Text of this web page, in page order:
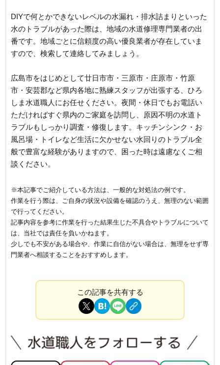
DIYで何とかできないレベルの水漏れ・排水詰まりといった
水のトラブルがあった際は、地域の水道修理専門業者の出
番です。地域ごとに信頼度の高い優良業者が存在していま
すので、検索して連絡してみましょう。
広島市をはじめとして廿日市市・三原市・庄原市・竹原
市・安芸郡など県内各地に熟練スタッフが出張する、ひろ
しま水道職人にお任せください。夜間・休日でもお電話い
ただければすぐ県内のご家庭を訪問し、原因不明の水道ト
ラブルもしっかり調査・修復します。キッチンシンク・お
風呂場・トイレなど生活に欠かせない水回りのトラブル全
般で豊富な経験がありますので、困った時は遠慮なくご相
談ください。
※本記事でご紹介している方法は、一般的な対処法の例です。
作業を行う際は、ご自身の状況や設備を確認のうえ、無理のない範囲
で行ってください。
記事内容を参考に作業を行った結果生じた不具合やトラブルについて
は、当社では責任を負いかねます。
少しでも不安がある場合や、作業に自信がない場合は、無理をせず専
門業者へ相談することをおすすめします。
この記事を共有する